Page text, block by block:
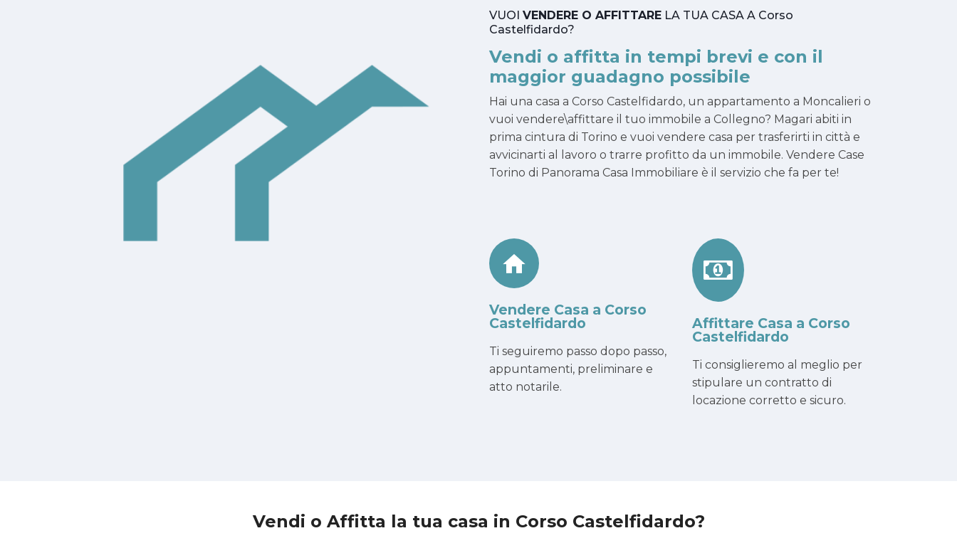
VUOI VENDERE O AFFITTARE LA TUA CASA A Corso
Castelfidardo?
Vendi o affitta in tempi brevi e con il
maggior guadagno possibile
Hai una casa a Corso Castelfidardo, un appartamento a Moncalieri o
vuoi vendere\affittare il tuo immobile a Collegno? Magari abiti in
prima cintura di Torino e vuoi vendere casa per trasferirti in città e
avvicinarti al lavoro o trarre profitto da un immobile. Vendere Case
Torino di Panorama Casa Immobiliare è il servizio che fa per te!
Vendere Casa a Corso
Castelfidardo
Ti seguiremo passo dopo passo,
appuntamenti, preliminare e
atto notarile.
Affittare Casa a Corso
Castelfidardo
Ti consiglieremo al meglio per
stipulare un contratto di
locazione corretto e sicuro.
Vendi o Affitta la tua casa in Corso Castelfidardo?